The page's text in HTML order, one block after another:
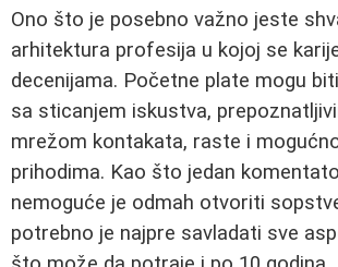
Ono što je posebno važno jeste
arhitektura profesija u kojoj se
decenijama. Početne plate mogu
sa sticanjem iskustva,
mrežom kontakata, raste i
prihodima. Kao što jedan
nemoguće je odmah otvoriti
potrebno je najpre savladati sve